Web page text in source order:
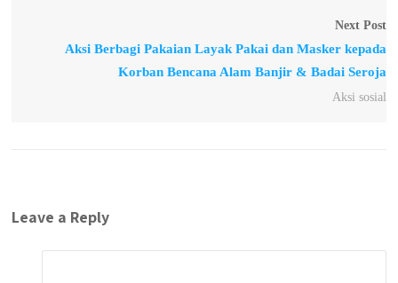
Next Post
Aksi Berbagi Pakaian Layak Pakai dan Masker kepada
Korban Bencana Alam Banjir & Badai Seroja
Aksi sosial
Leave a Reply